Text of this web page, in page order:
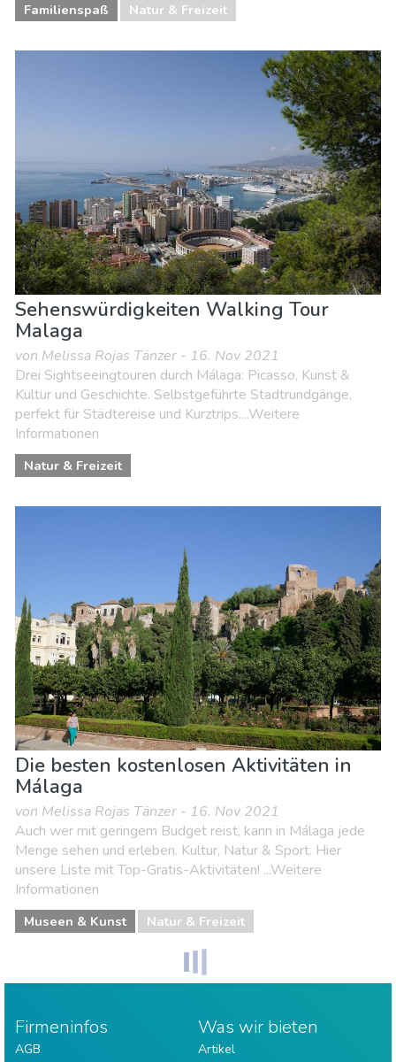
Familienspaß Natur & Freizeit
Sehenswürdigkeiten Walking Tour
Malaga
von Melissa Rojas Tänzer - 16. Nov 2021
Drei Sightseeingtouren durch Málaga: Picasso, Kunst &
Kultur und Geschichte. Selbstgeführte Stadtrundgänge,
perfekt für Städtereise und Kurztrips....Weitere
Informationen
Natur & Freizeit
Die besten kostenlosen Aktivitäten in
Málaga
von Melissa Rojas Tänzer - 16. Nov 2021
Auch wer mit geringem Budget reist, kann in Málaga jede
Menge sehen und erleben. Kultur, Natur & Sport. Hier
unsere Liste mit Top-Gratis-Aktivitäten! ...Weitere
Informationen
Museen & Kunst Natur & Freizeit
Firmeninfos
AGB
Was wir bieten
Artikel